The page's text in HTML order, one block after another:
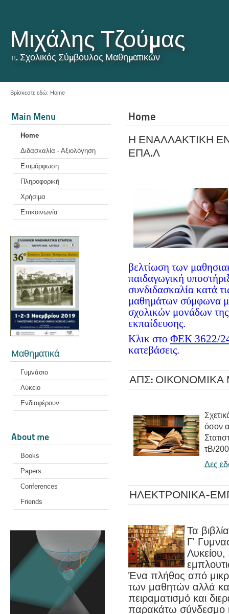
Μιχάλης Τζούμας
π. Σχολικός Σύμβουλος Μαθηματικών
Βρίσκεστε εδώ: Home
Main Menu
Home
Διδασκαλία - Αξιολόγηση
Επιμόρφωση
Πληροφορική
Χρήσιμα
Επικοινωνία
Μαθηματικά
Γυμνάσιο
Λύκειο
Ενδιαφέρουν
About me
Books
Papers
Conferences
Friends
Home
Η ΕΝΑΛΛΑΚΤΙΚΗ
ΕΠΑ.Λ
βελτίωση των
παιδαγωγική
συνδιδασκαλία κατά
μαθημάτων σύμφωνα
σχολικών μονάδων της
εκπαίδευσης.
Κλικ στο ΦΕΚ 3622/
κατεβάσεις.
ΑΠΣ:
όσον
τΒ/
Δες
ΗΛΕΚΤΡΟΝΙΚΑ-
Τα
Γ'
Λυκείου,
Ένα πλήθος από
των μαθητών αλλά
πειραματισμό και
παρακάτω σύνδεσμο